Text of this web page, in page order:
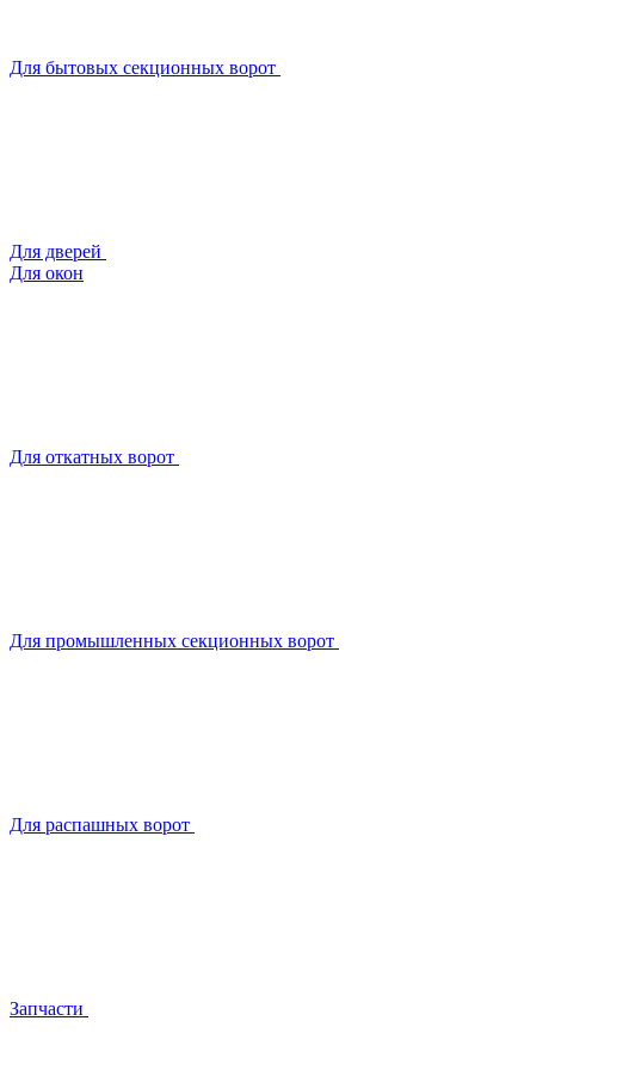
Для бытовых секционных ворот
Для дверей
Для окон
Для откатных ворот
Для промышленных секционных ворот
Для распашных ворот
Запчасти